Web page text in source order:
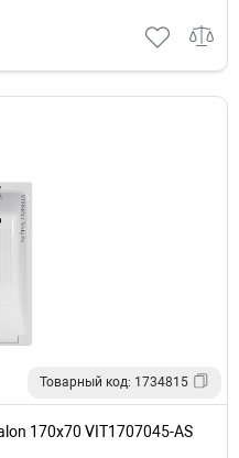
Товарный код: 1734815
170x70 VIT1707045-AS